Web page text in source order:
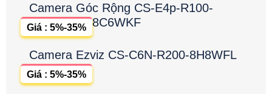
Camera Góc Rộng CS-E4p-R100-
8C6WKF
Giá : 5%-35%
Camera Ezviz CS-C6N-R200-8H8WFL
Giá : 5%-35%